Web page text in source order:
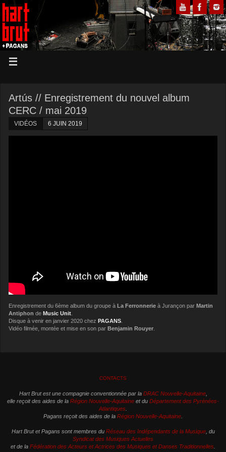
Artús // Enregistrement du nouvel album
CERC / mai 2019
VIDÉOS 6 JUIN 2019
Enregistrement du 6ème album du groupe àLa Ferronnerie à Jurançon parMartin
Antiphon deMusic Unit
Disque à venir en janvier 2020 chezPAGANS
Vidéo filmée, montée et mise en son parBenjamin Rouyer
CONTACTS
Hart Brut est une compagnie conventionnée par la DRAC Nouvelle-Aquitaine,
elle reçoit des aides de la Région Nouvelle-Aquitaine et du Département des Pyrénées-
Atlantiques
Pagans reçoit des aides de la Région Nouvelle-Aquitaine
Hart Brut et Pagans sont membres du Réseau des Indépendants de la Musique, du
Syndicat des Musiques Actuelles
et de la Fédération des Acteurs et Actrices des Musiques et Danses Traditionnelles